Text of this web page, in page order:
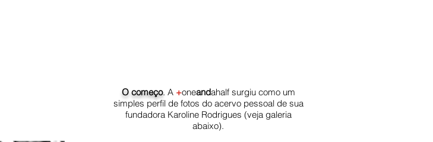
O começo. A +oneandahalf surgiu como um
simples perfil de fotos do acervo pessoal de sua
fundadora Karoline Rodrigues (veja galeria
abaixo).